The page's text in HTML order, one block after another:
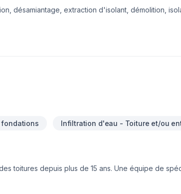
désamiantage, extraction d'isolant, démolition,
fondations Infiltration d'eau - Toiture et/ou
toitures depuis plus de 15 ans. Une équipe de
axée sur les besoins réel et la satisfaction du